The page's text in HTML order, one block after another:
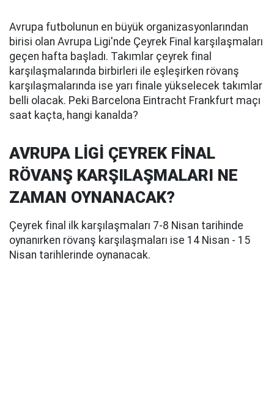
Avrupa futbolunun en büyük organizasyonlarından
birisi olan Avrupa Ligi'nde Çeyrek Final karşılaşmaları
geçen hafta başladı. Takımlar çeyrek final
karşılaşmalarında birbirleri ile eşleşirken rövanş
karşılaşmalarında ise yarı finale yükselecek takımlar
belli olacak. Peki Barcelona Eintracht Frankfurt maçı
saat kaçta, hangi kanalda?
AVRUPA LİGİ ÇEYREK FİNAL
RÖVANŞ KARŞILAŞMALARI NE
ZAMAN OYNANACAK?
Çeyrek final ilk karşılaşmaları 7-8 Nisan tarihinde
oynanırken rövanş karşılaşmaları ise 14 Nisan - 15
Nisan tarihlerinde oynanacak.